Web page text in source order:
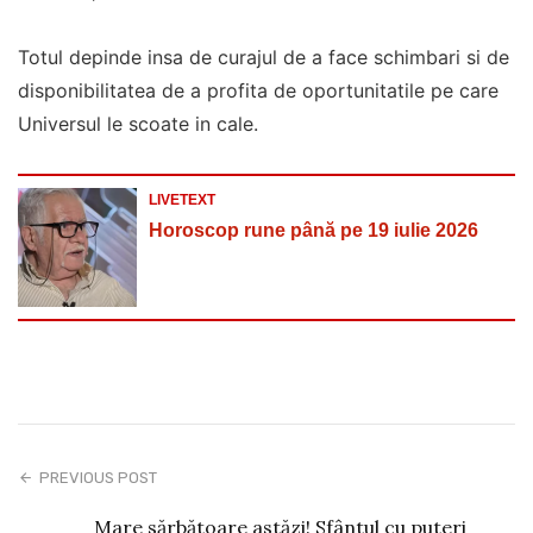
Totul depinde insa de curajul de a face schimbari si de
disponibilitatea de a profita de oportunitatile pe care
Universul le scoate in cale.
LIVETEXT
Horoscop rune până pe 19 iulie 2026
PREVIOUS POST
Mare sărbătoare astăzi! Sfântul cu puteri